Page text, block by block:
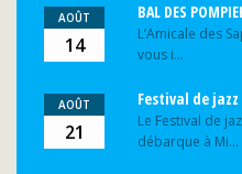
AOÛT
14
BAL DES
L’Amicale des
vous i...
AOÛT
21
Festival de jazz
Le Festival de
débarque à Mi...